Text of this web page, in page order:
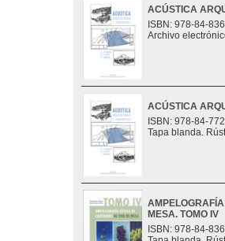
ACÚSTICA
ISBN: 978-84-
Archivo
ACÚSTICA
ISBN: 978-84-
Tapa blanda.
MESA. TOMO IV
ISBN: 978-84-